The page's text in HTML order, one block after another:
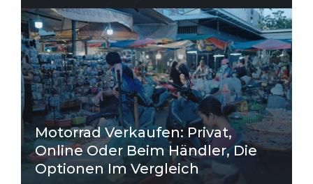
Motorrad Verkaufen: Privat,
Online Oder Beim Händler, Die
Optionen Im Vergleich